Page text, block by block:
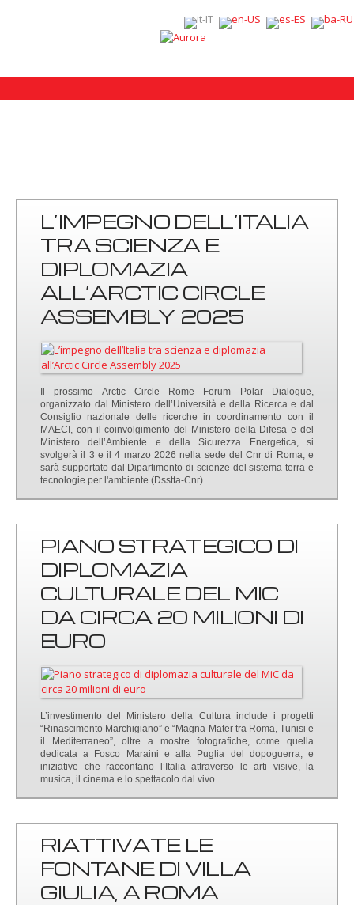
L’IMPEGNO DELL’ITALIA
TRA SCIENZA E
DIPLOMAZIA
ALL’ARCTIC CIRCLE
ASSEMBLY 2025
Il prossimo Arctic Circle Rome Forum Polar Dialogue,
organizzato dal Ministero dell’Università e della Ricerca e dal
Consiglio nazionale delle ricerche in coordinamento con il
MAECI, con il coinvolgimento del Ministero della Difesa e del
Ministero dell’Ambiente e della Sicurezza Energetica, si
svolgerà il 3 e il 4 marzo 2026 nella sede del Cnr di Roma, e
sarà supportato dal Dipartimento di scienze del sistema terra e
tecnologie per l'ambiente (Dsstta-Cnr).
PIANO STRATEGICO DI
DIPLOMAZIA
CULTURALE DEL MIC
DA CIRCA 20 MILIONI DI
EURO
L’investimento del Ministero della Cultura include i progetti
“Rinascimento Marchigiano” e “Magna Mater tra Roma, Tunisi e
il Mediterraneo”, oltre a mostre fotografiche, come quella
dedicata a Fosco Maraini e alla Puglia del dopoguerra, e
iniziative che raccontano l’Italia attraverso le arti visive, la
musica, il cinema e lo spettacolo dal vivo.
RIATTIVATE LE
FONTANE DI VILLA
GIULIA, A ROMA